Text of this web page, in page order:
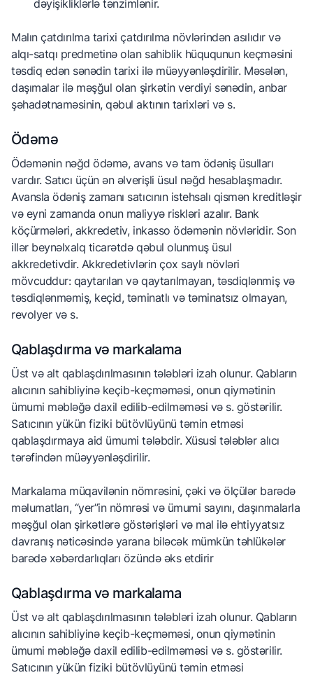
dəyişikliklərlə tənzimlənir.
Malın çatdırılma tarixi çatdırılma növlərindən asılıdır və
alqı-satqı predmetinə olan sahiblik hüququnun keçməsini
təsdiq edən sənədin tarixi ilə müəyyənləşdirilir. Məsələn,
daşımalar ilə məşğul olan şirkətin verdiyi sənədin, anbar
şəhadətnaməsinin, qəbul aktının tarixləri və s.
Ödəmə
Ödəmənin nəğd ödəmə, avans və tam ödəniş üsulları
vardır. Satıcı üçün ən əlverişli üsul nəğd hesablaşmadır.
Avansla ödəniş zamanı satıcının istehsalı qismən kreditləşir
və eyni zamanda onun maliyyə riskləri azalır. Bank
köçürmələri, akkredetiv, inkasso ödəmənin növləridir. Son
illər beynəlxalq ticarətdə qəbul olunmuş üsul
akkredetivdir. Akkredetivlərin çox saylı növləri
mövcuddur: qaytarılan və qaytarılmayan, təsdiqlənmiş və
təsdiqlənməmiş, keçid, təminatlı və təminatsız olmayan,
revolyer və s.
Qablaşdırma və markalama
Üst və alt qablaşdırılmasının tələbləri izah olunur. Qabların
alıcının sahibliyinə keçib-keçməməsi, onun qiymətinin
ümumi məbləğə daxil edilib-edilməməsi və s. göstərilir.
Satıcının yükün fiziki bütövlüyünü təmin etməsi
qablaşdırmaya aid ümumi tələbdir. Xüsusi tələblər alıcı
tərəfindən müəyyənləşdirilir.
Markalama müqavilənin nömrəsini, çəki və ölçülər barədə
məlumatları, “yer”in nömrəsi və ümumi sayını, daşınmalarla
məşğul olan şirkətlərə göstərişləri və mal ilə ehtiyyatsız
davranış nəticəsində yarana biləcək mümkün təhlükələr
barədə xəbərdarlıqları özündə əks etdirir
Qablaşdırma və markalama
Üst və alt qablaşdırılmasının tələbləri izah olunur. Qabların
alıcının sahibliyinə keçib-keçməməsi, onun qiymətinin
ümumi məbləğə daxil edilib-edilməməsi və s. göstərilir.
Satıcının yükün fiziki bütövlüyünü təmin etməsi